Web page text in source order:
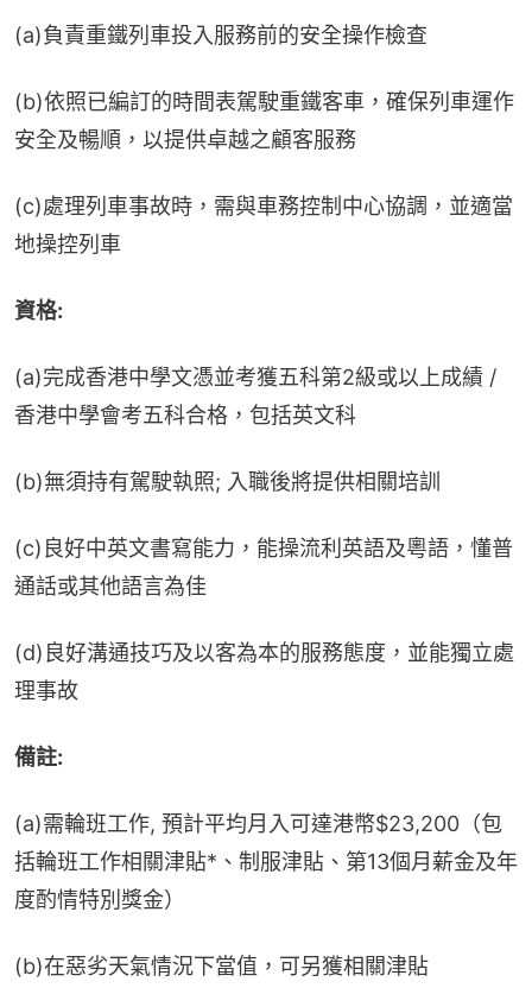
(a)負責重鐵列車投入服務前的安全操作檢查
(b)依照已編訂的時間表駕駛重鐵客車，確保列車運作
安全及暢順，以提供卓越之顧客服務
(c)處理列車事故時，需與車務控制中心協調，並適當
地操控列車
資格:
(a)完成香港中學文憑並考獲五科第2級或以上成績 /
香港中學會考五科合格，包括英文科
(b)無須持有駕駛執照; 入職後將提供相關培訓
(c)良好中英文書寫能力，能操流利英語及粵語，懂普
通話或其他語言為佳
(d)良好溝通技巧及以客為本的服務態度，並能獨立處
理事故
備註:
(a)需輪班工作, 預計平均月入可達港幣$23,200（包
括輪班工作相關津貼*、制服津貼、第13個月薪金及年
度酌情特別獎金）
(b)在惡劣天氣情況下當值，可另獲相關津貼